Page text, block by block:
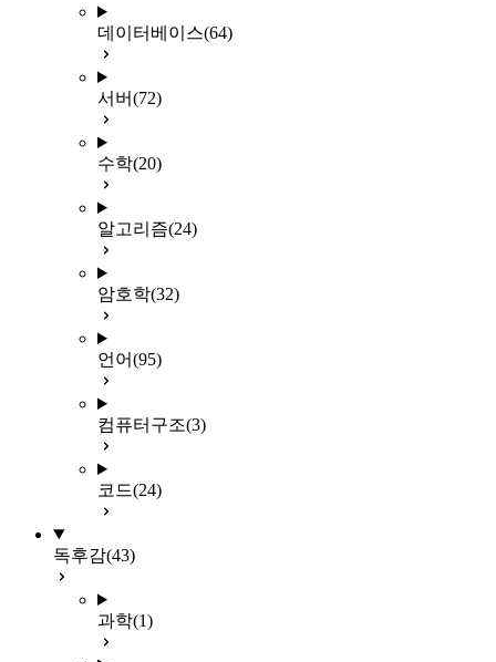
데이터베이스(64)
서버(72)
수학(20)
알고리즘(24)
암호학(32)
언어(95)
컴퓨터구조(3)
코드(24)
독후감(43)
과학(1)